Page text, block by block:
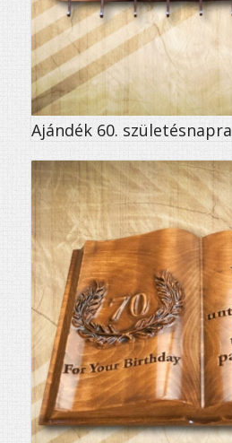
Ajándék 60. születésnapra